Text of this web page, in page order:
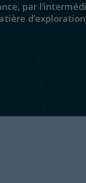
par
d’exploration